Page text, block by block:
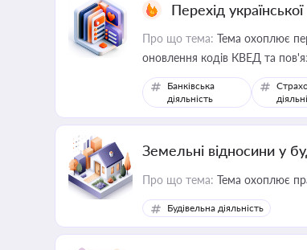
Перехід
Про що тема: Тема охоплює
оновлення кодів КВЕД та
Банківська
діяльність
Земельні відносини у
Про що тема: Тема охоплює
Будівельна діяльність